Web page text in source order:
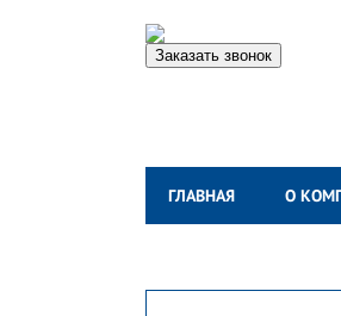
Заказать звонок
ГЛАВНАЯ О